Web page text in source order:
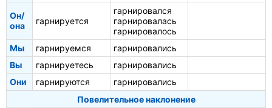
Он/
она
гарнируется
гарнировался
гарнировалась
гарнировалось
Мы
гарнируемся
гарнировались
Вы
гарнируетесь
гарнировались
Они
гарнируются
гарнировались
Повелительное наклонение